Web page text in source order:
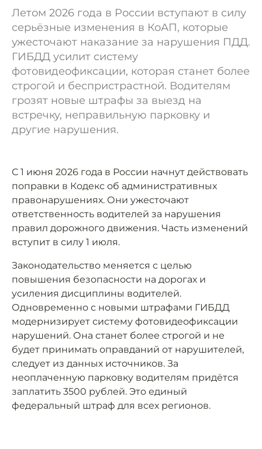
Летом 2026 года в России вступают в силу
серьёзные изменения в КоАП, которые
ужесточают наказание за нарушения ПДД.
ГИБДД усилит систему
фотовидеофиксации, которая станет более
строгой и беспристрастной. Водителям
грозят новые штрафы за выезд на
встречку, неправильную парковку и
другие нарушения.
С 1 июня 2026 года в России начнут действовать
поправки в Кодекс об административных
правонарушениях. Они ужесточают
ответственность водителей за нарушения
правил дорожного движения. Часть изменений
вступит в силу 1 июля.
Законодательство меняется с целью
повышения безопасности на дорогах и
усиления дисциплины водителей.
Одновременно с новыми штрафами ГИБДД
модернизирует систему фотовидеофиксации
нарушений. Она станет более строгой и не
будет принимать оправданий от нарушителей,
следует из данных источников. За
неоплаченную парковку водителям придётся
заплатить 3500 рублей. Это единый
федеральный штраф для всех регионов.